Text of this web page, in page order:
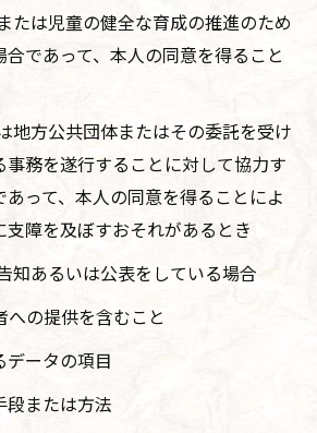
たは児童の健全な育成の推進のため
であって、本人の同意を得ること
地方公共団体またはその委託を受け
事務を遂行することに対して協力す
って、本人の同意を得ることによ
支障を及ぼすおそれがあるとき
知あるいは公表をしている場合
への提供を含むこと
ータの項目
段または方法